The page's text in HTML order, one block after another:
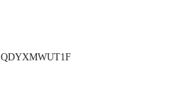
QDYXMWUT1F